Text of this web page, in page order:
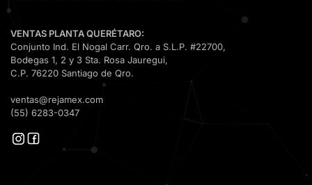
VENTAS PLANTA QUERÉTARO:
Conjunto Ind. El Nogal Carr. Qro. a S.L.P. #22700,
Bodegas 1, 2 y 3 Sta. Rosa Jauregui,
C.P. 76220 Santiago de Qro.
ventas@rejamex.com
(55) 6283-0347